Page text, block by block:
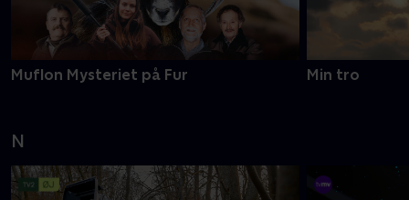
Muflon Mysteriet på Fur Min tro
N